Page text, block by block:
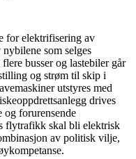
for elektrifisering av
som selges
busser og lastebiler går
og strøm til skip i
utstyres med
drives
og forurensende
flytrafikk skal bli elektrisk
av politisk vilje,